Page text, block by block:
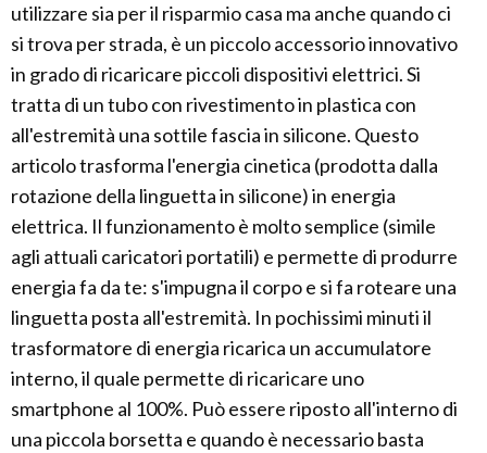
utilizzare sia per il risparmio casa ma anche quando ci
si trova per strada, è un piccolo accessorio innovativo
in grado di ricaricare piccoli dispositivi elettrici. Si
tratta di un tubo con rivestimento in plastica con
all'estremità una sottile fascia in silicone. Questo
articolo trasforma l'energia cinetica (prodotta dalla
rotazione della linguetta in silicone) in energia
elettrica. Il funzionamento è molto semplice (simile
agli attuali caricatori portatili) e permette di produrre
energia fa da te: s'impugna il corpo e si fa roteare una
linguetta posta all'estremità. In pochissimi minuti il
trasformatore di energia ricarica un accumulatore
interno, il quale permette di ricaricare uno
smartphone al 100%. Può essere riposto all'interno di
una piccola borsetta e quando è necessario basta